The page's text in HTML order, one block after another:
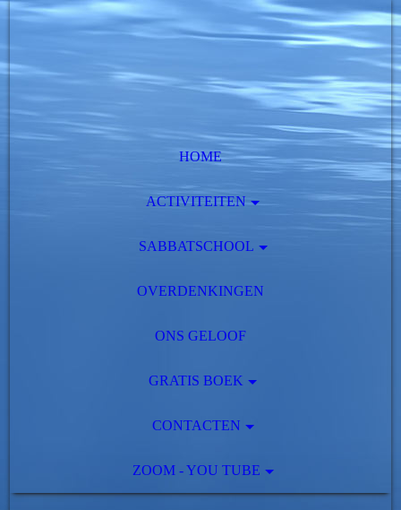
HOME
ACTIVITEITEN
SABBATSCHOOL
OVERDENKINGEN
ONS GELOOF
GRATIS BOEK
CONTACTEN
ZOOM - YOU TUBE